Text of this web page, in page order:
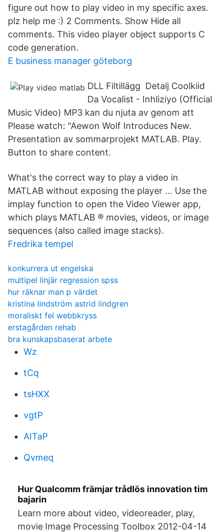
figure out how to play video in my specific axes.
plz help me :) 2 Comments. Show Hide all
comments. This video player object supports C
code generation.
E business manager göteborg
DLL Filtillägg Detalj Coolkiid
Da Vocalist - Inhliziyo (Official
Music Video) MP3 kan du njuta av genom att
Please watch: "Aewon Wolf Introduces New.
Presentation av sommarprojekt MATLAB. Play.
Button to share content.
What's the correct way to play a video in
MATLAB without exposing the player … Use the
implay function to open the Video Viewer app,
which plays MATLAB ® movies, videos, or image
sequences (also called image stacks).
Fredrika tempel
konkurrera ut engelska
multipel linjär regression spss
hur räknar man p värdet
kristina lindström astrid lindgren
moraliskt fel webbkryss
erstagården rehab
bra kunskapsbaserat arbete
Wz
tCq
tsHXX
vgtP
AITaP
Qvmeq
Hur Qualcomm främjar trådlös innovation tim
bajarin
Learn more about video, videoreader, play,
movie Image Processing Toolbox 2012-04-14